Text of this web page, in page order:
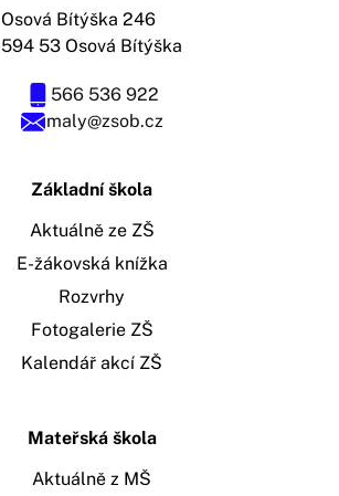
maly@zsob.cz
566 536 922
Osová Bítýška 246
594 53 Osová Bítýška
Základní škola
Aktuálně ze ZŠ
E-žákovská knížka
Rozvrhy
Fotogalerie ZŠ
Kalendář akcí ZŠ
Mateřská škola
Aktuálně z MŠ